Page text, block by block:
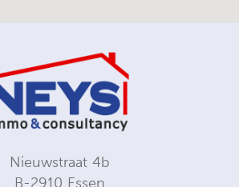
Nieuwstraat 4b
B-2910 Essen